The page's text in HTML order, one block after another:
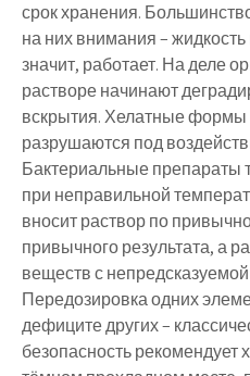
срок хранения.
на них внимания –
значит, работает. На деле
растворе начинают
вскрытия. Хелатные формы
разрушаются под
Бактериальные препараты
при неправильной
вносит раствор по
привычного результата, а
веществ с
Передозировка одних
дефиците других –
безопасность рекомендует